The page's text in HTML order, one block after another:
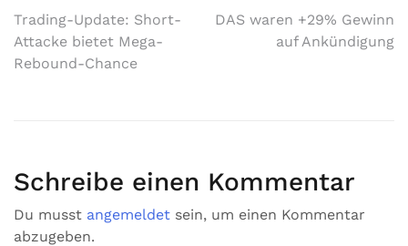
Trading-Update: Short-
Attacke bietet Mega-
Rebound-Chance
DAS waren +29% Gewinn
auf Ankündigung
Schreibe einen Kommentar
Du musst angemeldet sein, um einen Kommentar
abzugeben.